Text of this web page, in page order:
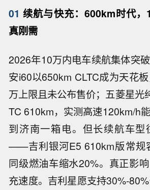
01 续航与快充：600km时代
真刚需
2026年10万内电车续航集体突
安i60以650km CLTC成为天花
万上限且未公布售价；五菱星光
TC 610km，实测高速120km/h
到济南一箱电。但长续航车型
——吉利银河E5 610km版常规
同级燃油车缩水20%。真正影
充速度。吉利星愿支持30%-